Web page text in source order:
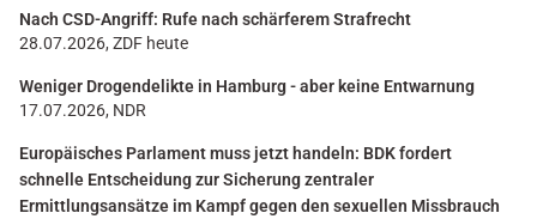
Nach CSD-Angriff: Rufe nach schärferem Strafrecht
28.07.2026, ZDF heute
Weniger Drogendelikte in Hamburg - aber keine Entwarnung
17.07.2026, NDR
Europäisches Parlament muss jetzt handeln: BDK fordert
schnelle Entscheidung zur Sicherung zentraler
Ermittlungsansätze im Kampf gegen den sexuellen Missbrauch